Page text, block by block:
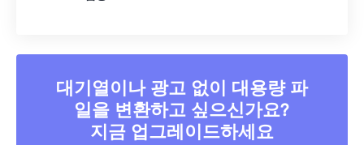
대기열이나 광고 없이 대용량 파
일을 변환하고 싶으신가요?
지금 업그레이드하세요